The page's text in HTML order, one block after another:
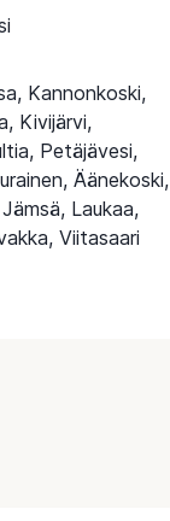
Kannonkoski,
Kivijärvi,
Petäjävesi,
Äänekoski,
Laukaa,
Viitasaari